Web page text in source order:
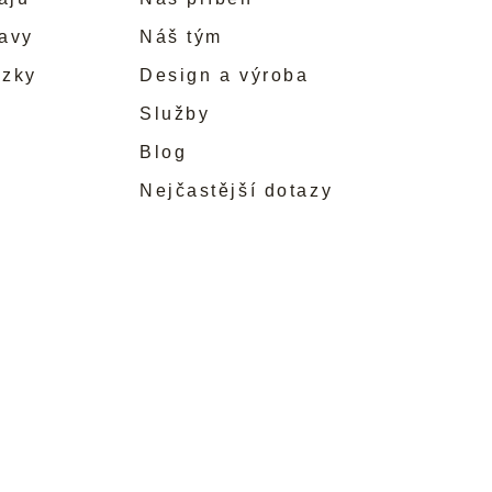
Náš tým
Design a výroba
Služby
Blog
Nejčastější dotazy